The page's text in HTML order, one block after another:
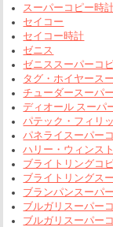
スーパーコピー時
セイコー
セイコー時計
ゼニス
ゼニススーパーコ
タグ・ホイヤース
チューダースーパ
ディオール スーパ
パテック・フィリ
パネライスーパー
ハリー・ウィンス
ブライトリングコ
ブライトリングス
ブランパンスーパ
ブルガリスーパー
ブルガリスーパー